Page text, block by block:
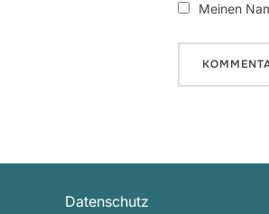
Meinen
Datenschutz